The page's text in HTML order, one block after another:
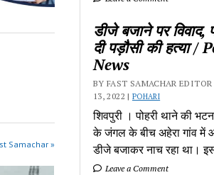
Samachar »
डीजे बजाने पर
दी पड़ौसी की हत्या /
News
BY FAST SAMACHAR EDITOR
13, 2022 | POHARI
शिवपुरी‎ । पोहरी थाने की
के जंगल के बीच अहेरा गांव में‎
डीजे बजाकर‎ नाच रहा था।
Leave a Comment